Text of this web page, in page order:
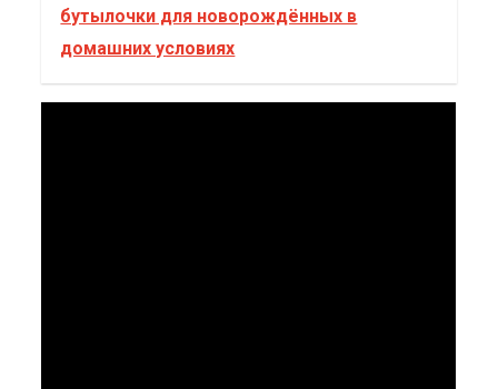
бутылочки для новорождённых в
домашних условиях